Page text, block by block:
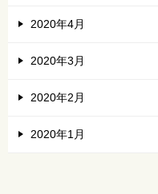
2020年4月
2020年3月
2020年2月
2020年1月